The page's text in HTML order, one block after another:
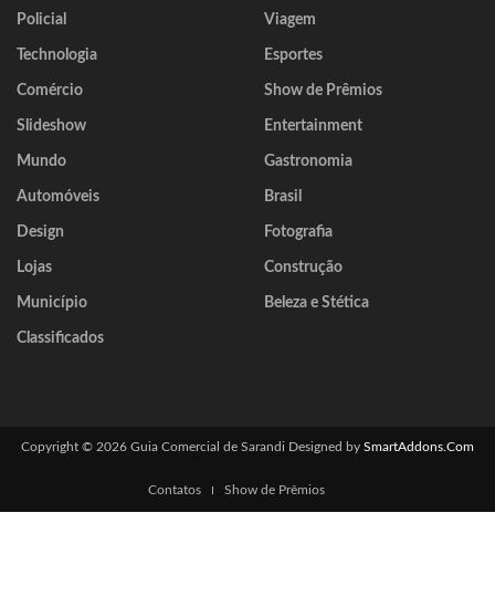
Policial Viagem
Technologia Esportes
Comércio Show de Prêmios
Slideshow Entertainment
Mundo Gastronomia
Automóveis Brasil
Design Fotografia
Lojas Construção
Município Beleza e Stética
Classificados
Copyright © 2026 Guia Comercial de Sarandi Designed by SmartAddons.Com
Contatos Show de Prêmios